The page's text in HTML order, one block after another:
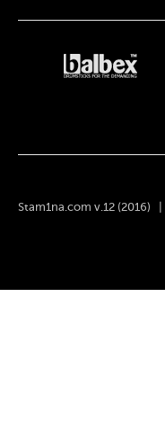
Stam1na.com v.12 (2016) |